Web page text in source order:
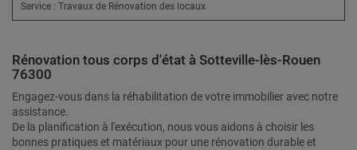
Service : Travaux de Rénovation des locaux
Rénovation tous corps d'état à Sotteville-lès-Rouen
76300
Engagez-vous dans la réhabilitation de votre immobilier avec notre
assistance.
De la planification à l'exécution, nous vous aidons à choisir les
bonnes pratiques et matériaux pour une rénovation durable et